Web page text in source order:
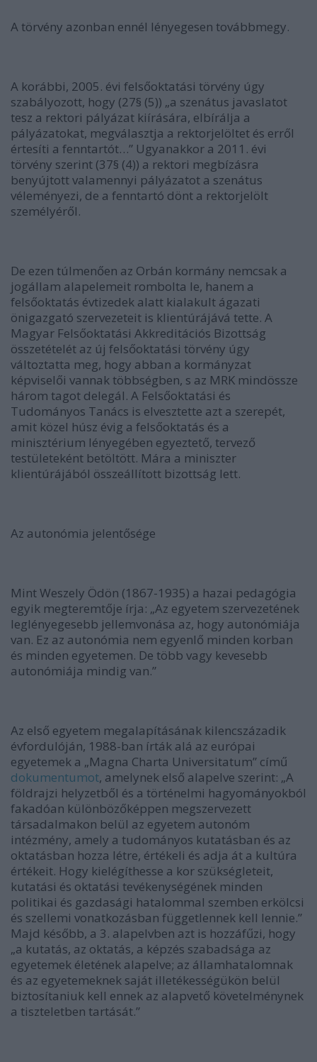
A törvény azonban ennél lényegesen továbbmegy.
A korábbi, 2005. évi felsőoktatási törvény úgy
szabályozott, hogy (27§ (5)) „a szenátus javaslatot
tesz a rektori pályázat kiírására, elbírálja a
pályázatokat, megválasztja a rektorjelöltet és erről
értesíti a fenntartót…” Ugyanakkor a 2011. évi
törvény szerint (37§ (4)) a rektori megbízásra
benyújtott valamennyi pályázatot a szenátus
véleményezi, de a fenntartó dönt a rektorjelölt
személyéről.
De ezen túlmenően az Orbán kormány nemcsak a
jogállam alapelemeit rombolta le, hanem a
felsőoktatás évtizedek alatt kialakult ágazati
önigazgató szervezeteit is klientúrájává tette. A
Magyar Felsőoktatási Akkreditációs Bizottság
összetételét az új felsőoktatási törvény úgy
változtatta meg, hogy abban a kormányzat
képviselői vannak többségben, s az MRK mindössze
három tagot delegál. A Felsőoktatási és
Tudományos Tanács is elvesztette azt a szerepét,
amit közel húsz évig a felsőoktatás és a
minisztérium lényegében egyeztető, tervező
testületeként betöltött. Mára a miniszter
klientúrájából összeállított bizottság lett.
Az autonómia jelentősége
Mint Weszely Ödön (1867-1935) a hazai pedagógia
egyik megteremtője írja: „Az egyetem szervezetének
leglényegesebb jellemvonása az, hogy autonómiája
van. Ez az autonómia nem egyenlő minden korban
és minden egyetemen. De több vagy kevesebb
autonómiája mindig van.”
Az első egyetem megalapításának kilencszázadik
évfordulóján, 1988-ban írták alá az európai
egyetemek a „Magna Charta Universitatum” című
dokumentumot, amelynek első alapelve szerint: „A
földrajzi helyzetből és a történelmi hagyományokból
fakadóan különbözőképpen megszervezett
társadalmakon belül az egyetem autonóm
intézmény, amely a tudományos kutatásban és az
oktatásban hozza létre, értékeli és adja át a kultúra
értékeit. Hogy kielégíthesse a kor szükségleteit,
kutatási és oktatási tevékenységének minden
politikai és gazdasági hatalommal szemben erkölcsi
és szellemi vonatkozásban függetlennek kell lennie.”
Majd később, a 3. alapelvben azt is hozzáfűzi, hogy
„a kutatás, az oktatás, a képzés szabadsága az
egyetemek életének alapelve; az államhatalomnak
és az egyetemeknek saját illetékességükön belül
biztosítaniuk kell ennek az alapvető követelménynek
a tiszteletben tartását.”